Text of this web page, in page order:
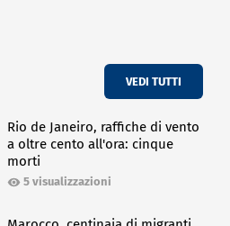
VEDI TUTTI
Rio de Janeiro, raffiche di vento
a oltre cento all'ora: cinque
morti
5 visualizzazioni